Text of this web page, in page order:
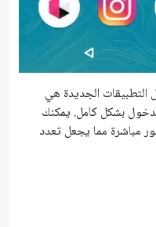
التطبيقات الجديدة هي
بشكل كامل. يمكنك
مباشرة مما يجعل تعدد